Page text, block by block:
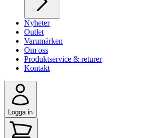
Nyheter
Outlet
Varumärken
Om oss
Produktservice & returer
Kontakt
Logga in